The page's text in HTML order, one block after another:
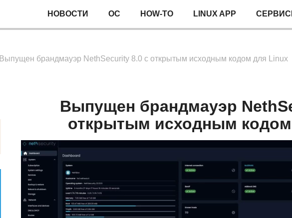
НОВОСТИ ОС HOW-TO LINUX APP
Выпущен брандмауэр NethSecurity 8.0 с открытым исходным кодом для Linux
Выпущен брандмауэр
открытым исходным